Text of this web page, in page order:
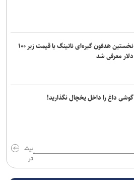
نخستین هدفون گیره‌ای ناتینگ با قیمت زیر ۱۰۰
دلار معرفی شد
گوشی داغ را داخل یخچال نگذارید!
بیش
تر